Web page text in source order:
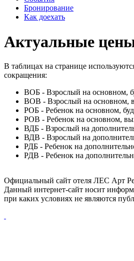
Бронирование
Как доехать
Актуальные
В таблицах на странице
сокращения:
ВОБ - Взрослый на основном,
ВОВ - Взрослый на основном,
РОБ - Ребенок на основном,
РОВ - Ребенок на основном,
ВДБ - Взрослый на
ВДВ - Взрослый на
РДБ - Ребенок на
РДВ - Ребенок на
Официальный сайт отеля ЛЕС Арт
Данный интернет-сайт носит
при каких условиях не являются